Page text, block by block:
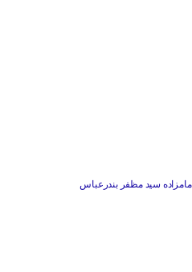
سید مظفر بندرعباس